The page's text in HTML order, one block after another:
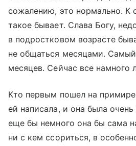
сожалению, это нормально. К
такое бывает. Слава Богу,
в подростковом возрасте
не общаться месяцами.
месяцев. Сейчас все намного
Кто первым пошел на
ей написала, и она была
еще бы немного она бы сама
ни с кем ссориться, в